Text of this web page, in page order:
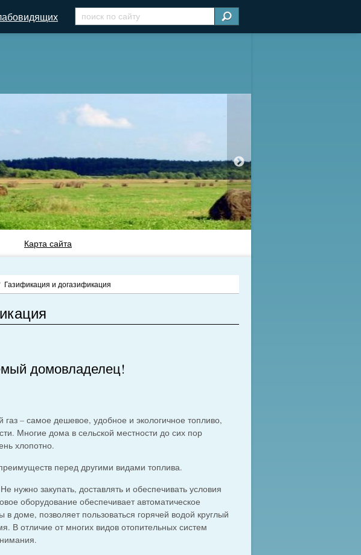
Карта сайта
Газификация и догазификация
домовладелец!
самое дешевое, удобное и экологичное топливо,
Многие дома в сельской местности до сих пор
хлопотно.
перед другими видами топлива.
нужно закупать, доставлять и обеспечивать условия
оборудование обеспечивает автоматическое
доме, позволяет пользоваться горячей водой круглый
В отличие от многих видов отопительных систем